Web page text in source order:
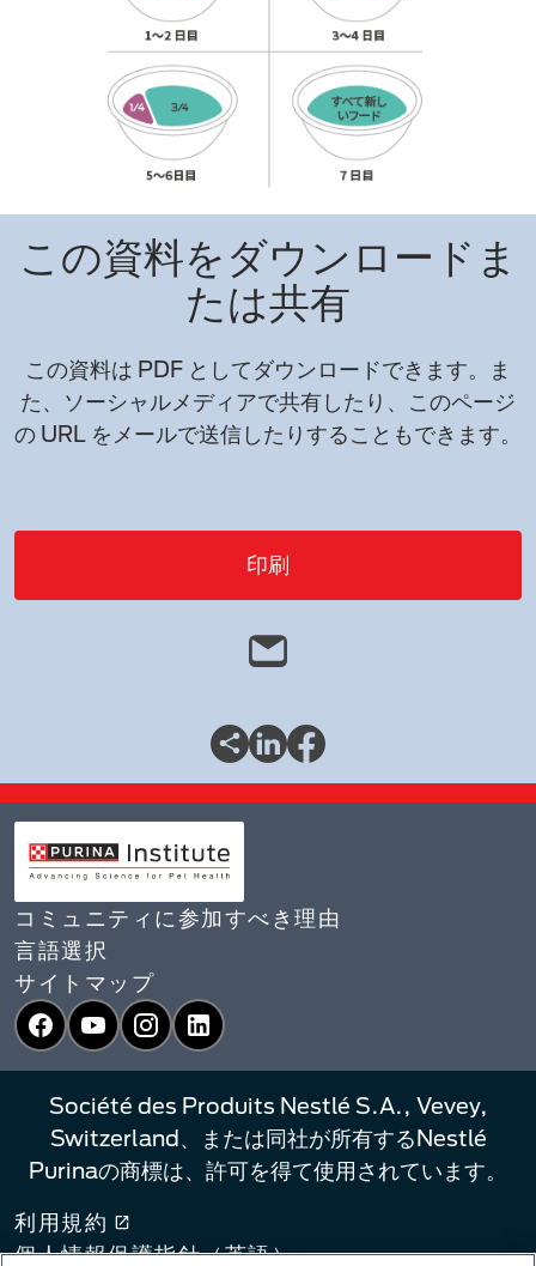
この資料をダウンロードま
たは共有
この資料は PDF としてダウンロードできます。ま
た、ソーシャルメディアで共有したり、このページ
の URL をメールで送信したりすることもできます。
印刷
コミュニティに参加すべき理由
言語選択​
サイトマップ
Facebook
YouTubeInstagram
LinkedIn
Société des Produits Nestlé S.A., Vevey,
Switzerland、または同社が所有するNestlé
Purinaの商標は、許可を得て使用されています。
利用規約
個人情報保護指針（英語）​